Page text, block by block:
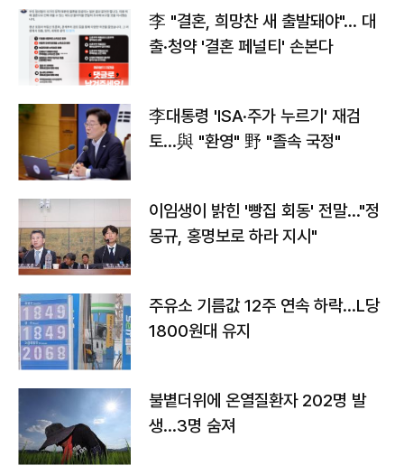
李 "결혼, 희망찬 새 출발돼야"… 대
출·청약 '결혼 페널티' 손본다
李대통령 'ISA·주가 누르기' 재검
토…與 "환영" 野 "졸속 국정"
이임생이 밝힌 '빵집 회동' 전말…"정
몽규, 홍명보로 하라 지시"
주유소 기름값 12주 연속 하락…L당
1800원대 유지
불볕더위에 온열질환자 202명 발
생…3명 숨져